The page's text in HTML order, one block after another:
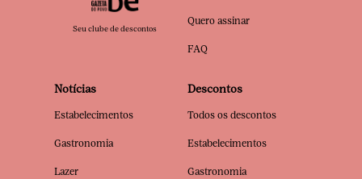
Seu clube de descontos
Quero assinar
FAQ
Notícias
Estabelecimentos
Gastronomia
Lazer
Descontos
Todos os descontos
Estabelecimentos
Gastronomia